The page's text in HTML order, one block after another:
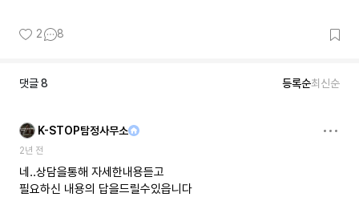
2 8
댓글8 등록순최신순
K-STOP탐정사무소
2년 전
네..상담을통해 자세한내용듣고
필요하신 내용의 답을드릴수있읍니다